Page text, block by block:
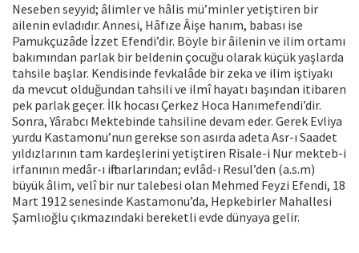
Neseben seyyid; âlimler ve hâlis mü’minler yetiştiren bir
ailenin evladıdır. Annesi, Hâfıze Âişe hanım, babası ise
Pamukçuzâde İzzet Efendi’dir. Böyle bir âilenin ve ilim ortamı
bakımından parlak bir beldenin çocuğu olarak küçük yaşlarda
tahsile başlar. Kendisinde fevkalâde bir zeka ve ilim iştiyakı
da mevcut olduğundan tahsili ve ilmî hayatı başından itibaren
pek parlak geçer. İlk hocası Çerkez Hoca Hanımefendi’dir.
Sonra, Yârabcı Mektebinde tahsiline devam eder. Gerek Evliya
yurdu Kastamonu’nun gerekse son asırda adeta Asr-ı Saadet
yıldızlarının tam kardeşlerini yetiştiren Risale-i Nur mekteb-i
irfanının medâr-ı iftiharlarından; evlâd-ı Resul’den (a.s.m)
büyük âlim, velî bir nur talebesi olan Mehmed Feyzi Efendi, 18
Mart 1912 senesinde Kastamonu’da, Hepkebirler Mahallesi
Şamlıoğlu çıkmazındaki bereketli evde dünyaya gelir.